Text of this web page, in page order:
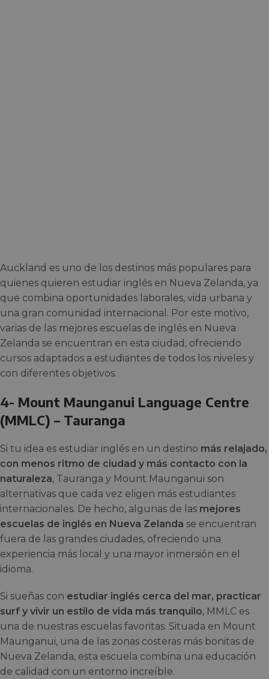
Auckland es uno de los destinos más populares para
quienes quieren estudiar inglés en Nueva Zelanda, ya
que combina oportunidades laborales, vida urbana y
una gran comunidad internacional. Por este motivo,
varias de las mejores escuelas de inglés en Nueva
Zelanda se encuentran en esta ciudad, ofreciendo
cursos adaptados a estudiantes de todos los niveles y
con diferentes objetivos.
4- Mount Maunganui Language Centre
(MMLC) – Tauranga
Si tu idea es estudiar inglés en un destino más relajado,
con menos ritmo de ciudad y más contacto con la
naturaleza, Tauranga y Mount Maunganui son
alternativas que cada vez eligen más estudiantes
internacionales. De hecho, algunas de las mejores
escuelas de inglés en Nueva Zelanda se encuentran
fuera de las grandes ciudades, ofreciendo una
experiencia más local y una mayor inmersión en el
idioma.
Si sueñas con estudiar inglés cerca del mar, practicar
surf y vivir un estilo de vida más tranquilo, MMLC es
una de nuestras escuelas favoritas. Situada en Mount
Maunganui, una de las zonas costeras más bonitas de
Nueva Zelanda, esta escuela combina una educación
de calidad con un entorno increíble.